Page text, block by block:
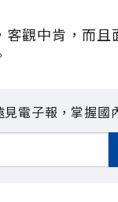
觀中肯，而且
見電子報，掌握國